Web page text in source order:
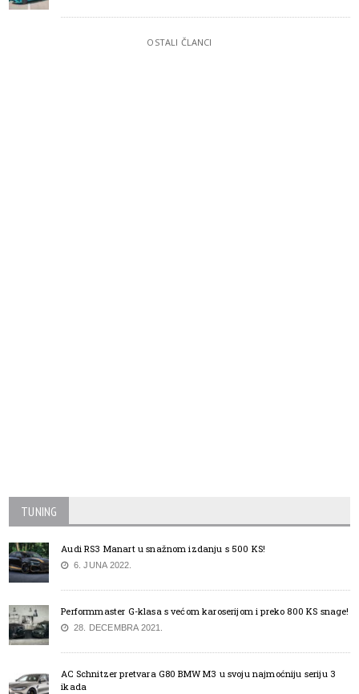
OSTALI ČLANCI
TUNING
Audi RS3 Manart u snažnom izdanju s 500 KS!
6. JUNA 2022.
Performmaster G-klasa s većom karoserijom i preko 800 KS snage!
28. DECEMBRA 2021.
AC Schnitzer pretvara G80 BMW M3 u svoju najmoćniju seriju 3
ikada